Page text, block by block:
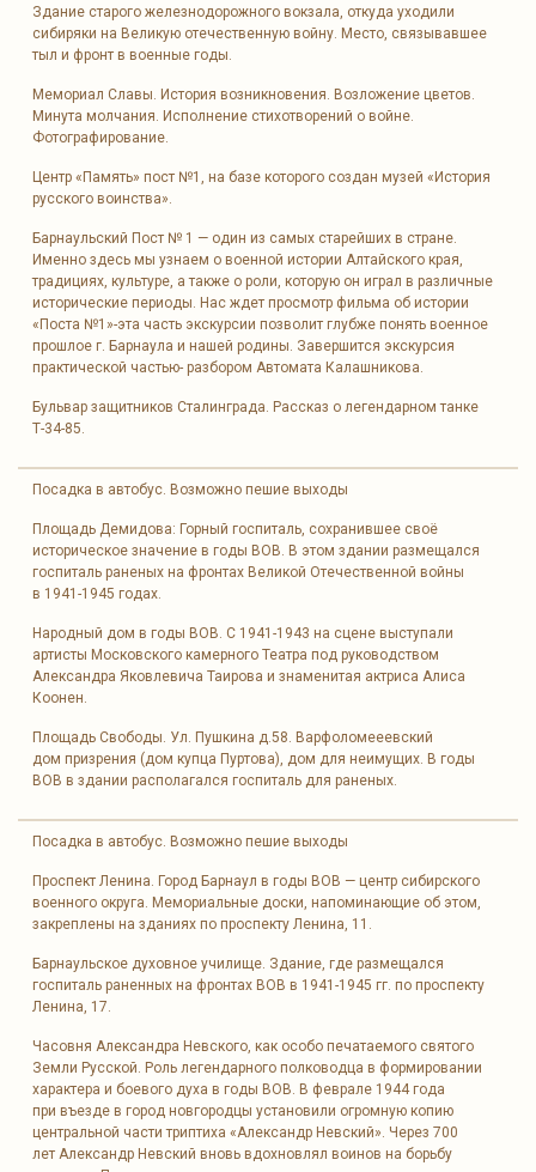
Здание старого железнодорожного вокзала, откуда уходили
сибиряки на Великую отечественную войну. Место, связывавшее
тыл и фронт в военные годы.
Мемориал Славы. История возникновения. Возложение цветов.
Минута молчания. Исполнение стихотворений о войне.
Фотографирование.
Центр «Память» пост №1, на базе которого создан музей «История
русского воинства».
Барнаульский Пост № 1 — один из самых старейших в стране.
Именно здесь мы узнаем о военной истории Алтайского края,
традициях, культуре, а также о роли, которую он играл в различные
исторические периоды. Нас ждет просмотр фильма об истории
«Поста №1»-эта часть экскурсии позволит глубже понять военное
прошлое г. Барнаула и нашей родины. Завершится экскурсия
практической частью- разбором Автомата Калашникова.
Бульвар защитников Сталинграда. Рассказ о легендарном танке
Т-34-85.
Посадка в автобус. Возможно пешие выходы
Площадь Демидова: Горный госпиталь, сохранившее своё
историческое значение в годы ВОВ. В этом здании размещался
госпиталь раненых на фронтах Великой Отечественной войны
в 1941-1945 годах.
Народный дом в годы ВОВ. С 1941-1943 на сцене выступали
артисты Московского камерного Театра под руководством
Александра Яковлевича Таирова и знаменитая актриса Алиса
Коонен.
Площадь Свободы. Ул. Пушкина д.58. Варфоломееевский
дом призрения (дом купца Пуртова), дом для неимущих. В годы
ВОВ в здании располагался госпиталь для раненых.
Посадка в автобус. Возможно пешие выходы
Проспект Ленина. Город Барнаул в годы ВОВ — центр сибирского
военного округа. Мемориальные доски, напоминающие об этом,
закреплены на зданиях по проспекту Ленина, 11.
Барнаульское духовное училище. Здание, где размещался
госпиталь раненных на фронтах ВОВ в 1941-1945 гг. по проспекту
Ленина, 17.
Часовня Александра Невского, как особо печатаемого святого
Земли Русской. Роль легендарного полководца в формировании
характера и боевого духа в годы ВОВ. В феврале 1944 года
при въезде в город новгородцы установили огромную копию
центральной части триптиха «Александр Невский». Через 700
лет Александр Невский вновь вдохновлял воинов на борьбу